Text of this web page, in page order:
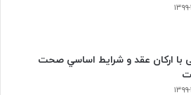
۲۲
با ارکان عقد و شرايط اساسي صحت
۲۲